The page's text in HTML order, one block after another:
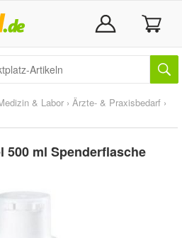
& Labor › Ärzte- & Praxisbedarf ›
500 ml Spenderflasche